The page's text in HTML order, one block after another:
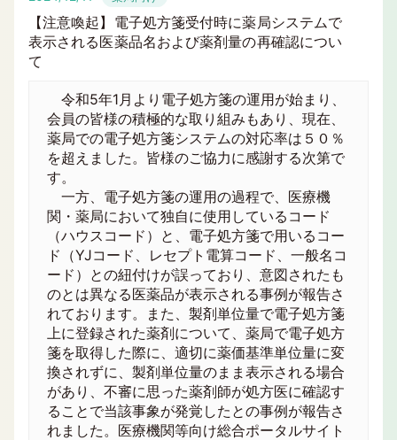
【注意喚起】電子処方箋受付時に薬局システムで
表示される医薬品名および薬剤量の再確認につい
て
令和5年1月より電子処方箋の運用が始まり、
会員の皆様の積極的な取り組みもあり、現在、
薬局での電子処方箋システムの対応率は５０％
を超えました。皆様のご協力に感謝する次第で
す。
一方、電子処方箋の運用の過程で、医療機
関・薬局において独自に使用しているコード
（ハウスコード）と、電子処方箋で用いるコー
ド（YJコード、レセプト電算コード、一般名コ
ード）との紐付けが誤っており、意図されたも
のとは異なる医薬品が表示される事例が報告さ
れております。また、製剤単位量で電子処方箋
上に登録された薬剤について、薬局で電子処方
箋を取得した際に、適切に薬価基準単位量に変
換されずに、製剤単位量のまま表示される場合
があり、不審に思った薬剤師が処方医に確認す
ることで当該事象が発覚したとの事例が報告さ
れました。医療機関等向け総合ポータルサイト